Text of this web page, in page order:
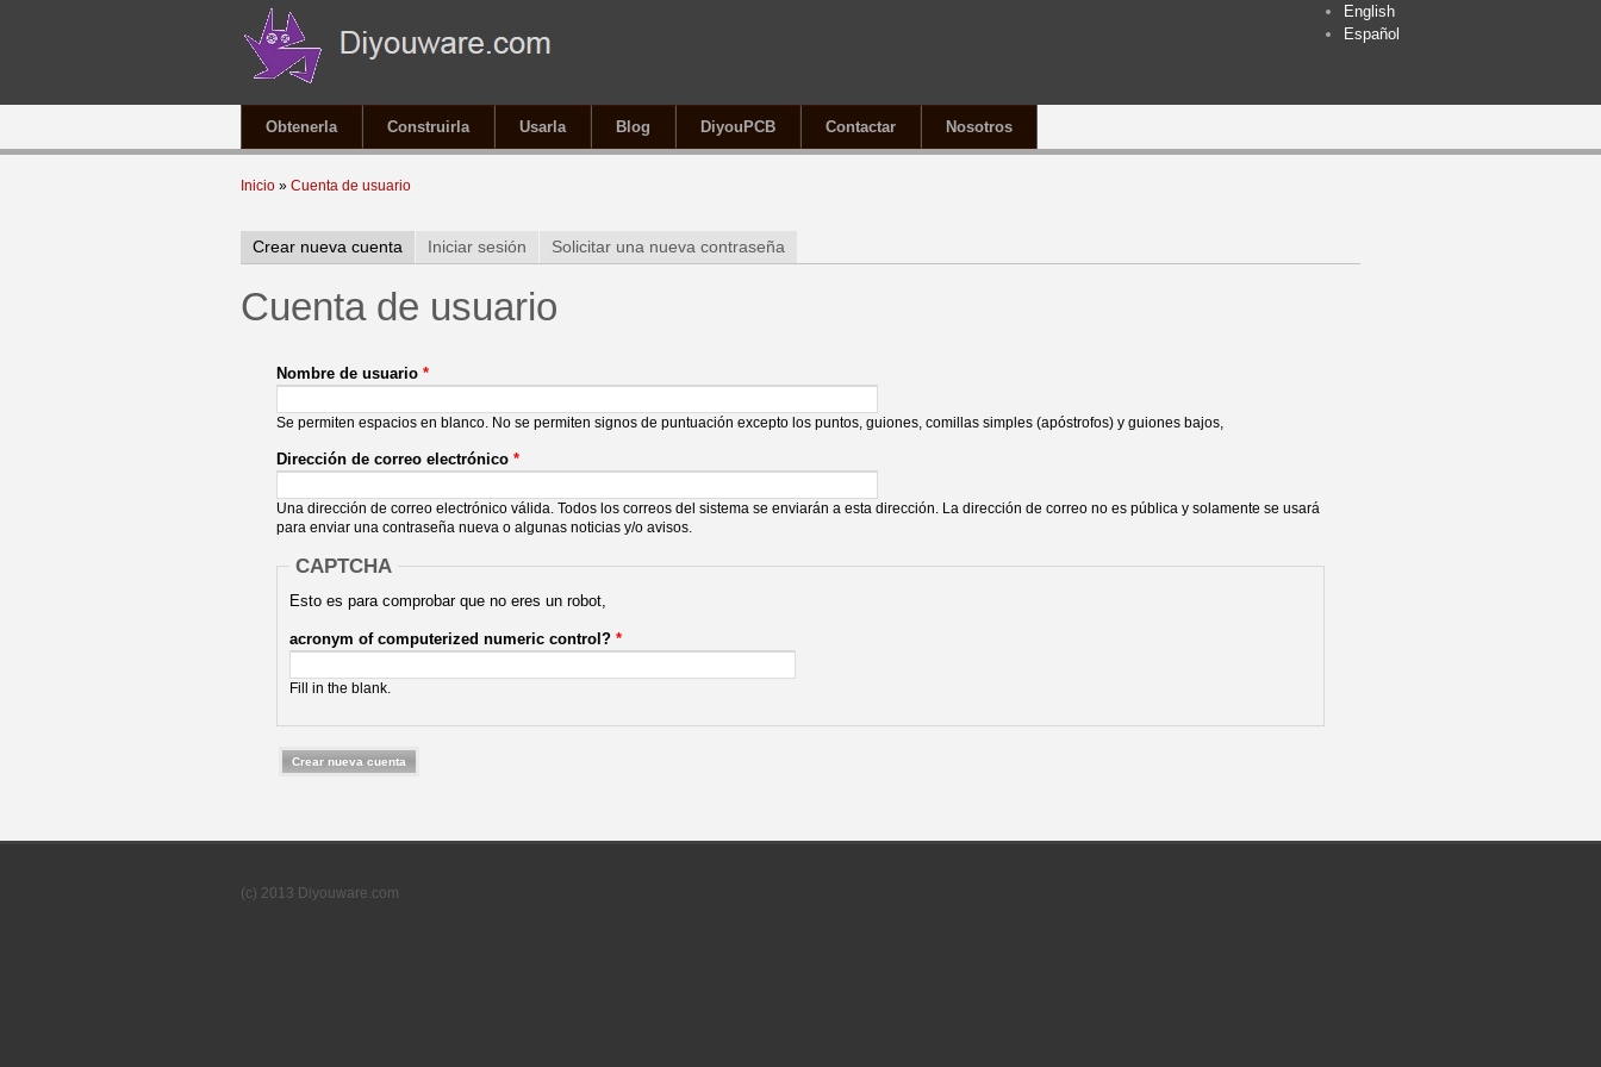
English
Español
Obtenerla Construirla Usarla Blog DiyouPCB Contactar Nosotros
Se encuentra usted aquí
Inicio » Cuenta de usuario
Solapas principales
Crear nueva cuenta (solapa activa)
Iniciar sesión Solicitar una nueva contraseña
Cuenta de usuario
Nombre de usuario *
Se permiten espacios en blanco. No se permiten signos de puntuación excepto los puntos, guiones, comillas simples (apóstrofos) y guiones bajos,
Dirección de correo electrónico *
Una dirección de correo electrónico válida. Todos los correos del sistema se enviarán a esta dirección. La dirección de correo no es pública y solamente se usará
para enviar una contraseña nueva o algunas noticias y/o avisos.
CAPTCHA
Esto es para comprobar que no eres un robot,
acronym of computerized numeric control? *
Fill in the blank.
(c) 2013 Diyouware.com